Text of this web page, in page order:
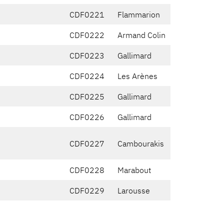
CDF0221 Flammarion
CDF0222 Armand Colin
CDF0223 Gallimard
CDF0224 Les Arènes
CDF0225 Gallimard
CDF0226 Gallimard
CDF0227 Cambourakis
CDF0228 Marabout
CDF0229 Larousse